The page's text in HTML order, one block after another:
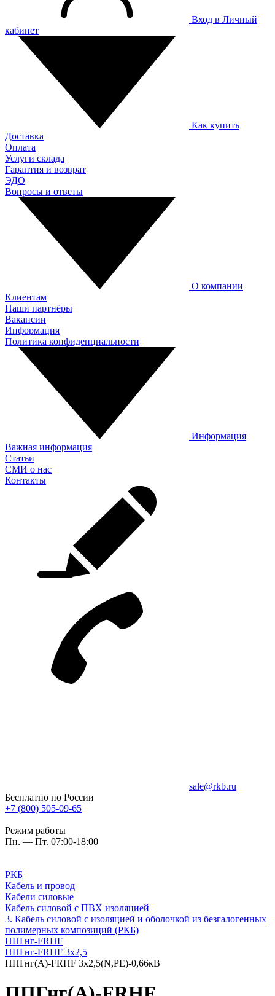
Вход в Личный
кабинет
Как купить
Доставка
Оплата
Услуги склада
Гарантия и возврат
ЭДО
Вопросы и ответы
О компании
Клиентам
Наши партнёры
Вакансии
Информация
Политика конфиденциальности
Информация
Важная информация
Статьи
СМИ о нас
Контакты
sale@rkb.ru
Бесплатно по России
+7 (800) 505-09-65
Режим работы
Пн. — Пт. 07:00-18:00
РКБ
Кабель и провод
Кабели силовые
Кабель силовой с ПВХ изоляцией
3. Кабель силовой с изоляцией и оболочкой из безгалогенных
полимерных композиций (РКБ)
ППГнг-FRHF
ППГнг-FRHF 3х2,5
ППГнг(А)-FRHF 3х2,5(N,PE)-0,66кВ